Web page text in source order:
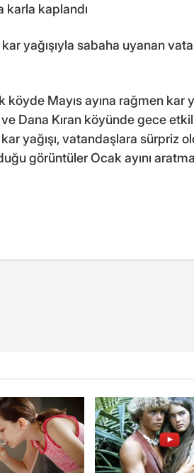
karla kaplandı
yağışıyla sabaha uyanan
Mayıs ayına rağmen kar
Dana Kıran köyünde gece
yağışı, vatandaşlara sürpriz
görüntüler Ocak ayını